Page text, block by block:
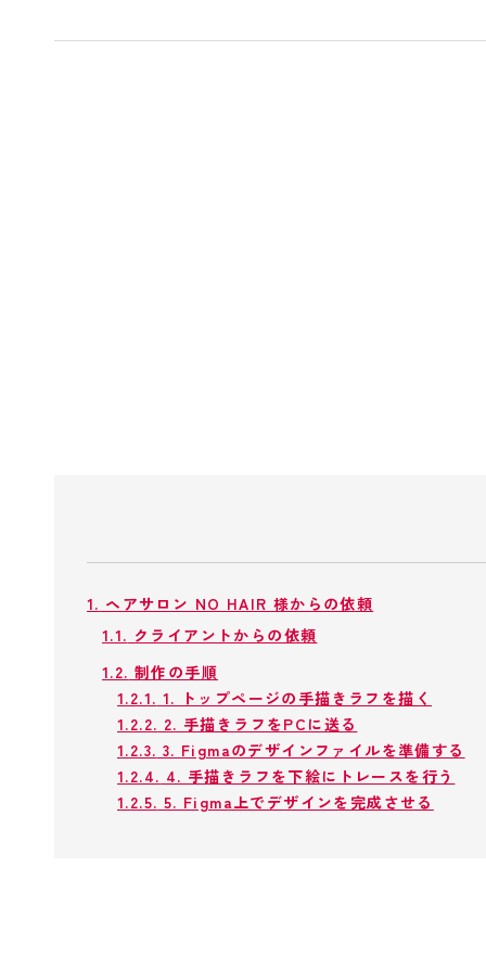
1. ヘアサロン NO HAIR 様からの依頼
1.1. クライアントからの依頼
1.2. 制作の手順
1.2.1. 1. トップページの手描きラフを描く
1.2.2. 2. 手描きラフをPCに送る
1.2.3. 3. Figmaのデザインファイルを準備する
1.2.4. 4. 手描きラフを下絵にトレースを行う
1.2.5. 5. Figma上でデザインを完成させる